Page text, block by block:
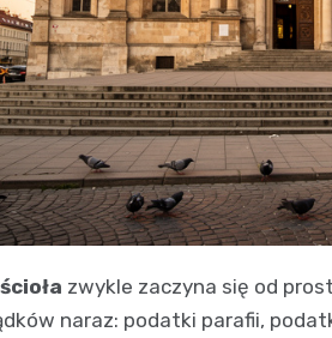
zwykle zaczyna się od
naraz: podatki parafii,